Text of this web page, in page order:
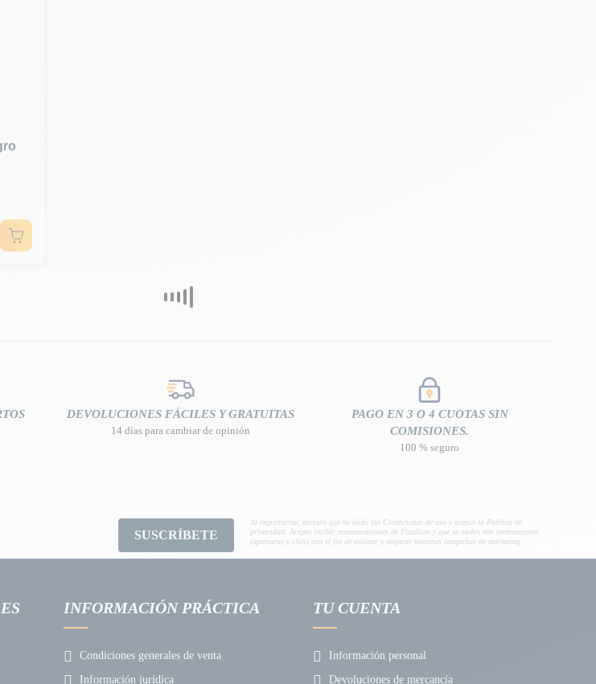
DEVOLUCIONES FÁCILES Y GRATUITAS
14 días para cambiar de opinión
PAGO EN 3 O 4 CUOTAS SIN
COMISIONES.
100 % seguro
SUSCRÍBETE
Al registrarme, declaro que he leído las Condiciones de uso y acepto la Política de
privacidad. Acepto recibir comunicaciones de Fitadium y que se miden mis interacciones
(aperturas y clics) con el fin de evaluar y mejorar nuestras campañas de marketing.
INFORMACIÓN PRÁCTICA
Condiciones generales de venta
Información jurídica
TU CUENTA
Información personal
Devoluciones de mercancía